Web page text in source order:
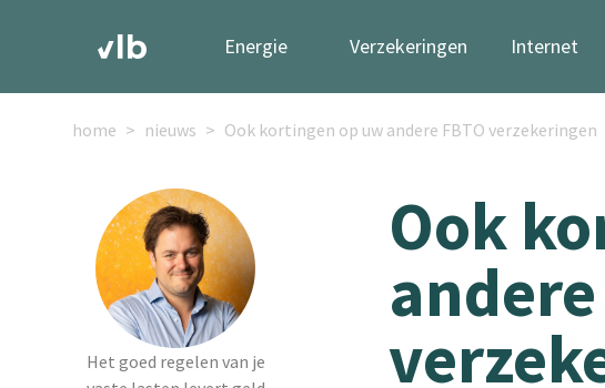
Energie Verzekeringen Internet
home nieuws Ook kortingen op uw andere FBTO verzekeringen
Het goed regelen van je
Ook
andere